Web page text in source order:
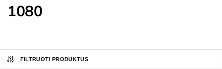
1080
FILTRUOTI PRODUKTUS